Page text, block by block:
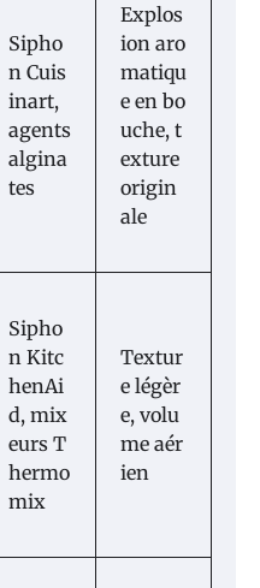
Sipho
n Cuis
inart,
agents
algina
tes
Explos
ion aro
matiqu
e en bo
uche, t
exture
origin
ale
Sipho
n Kitc
henAi
d, mix
eurs T
hermo
mix
Textur
e légèr
e, volu
me aér
ien